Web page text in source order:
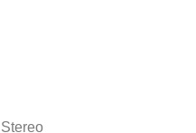
Stereo